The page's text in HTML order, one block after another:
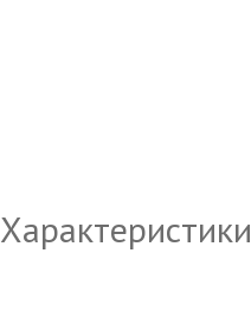
Характеристики